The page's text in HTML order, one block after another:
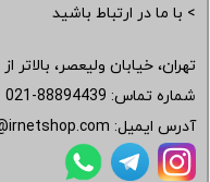
> با ما در ارتباط باشید
تهران، خیابان ولیعصر، بالاتر از
شماره تماس: 021-88894439
آدرس ایمیل: